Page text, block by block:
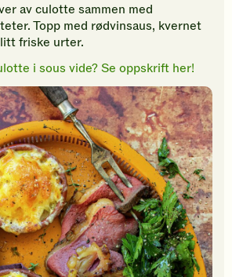
av culotte sammen med
Topp med rødvinsaus, kvernet
friske urter.
i sous vide? Se oppskrift her!